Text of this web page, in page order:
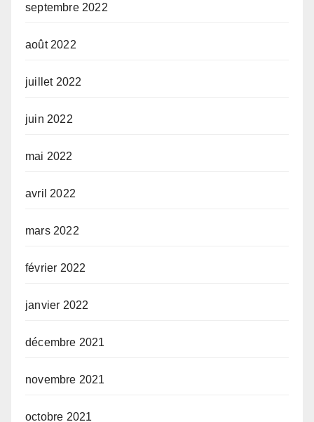
septembre 2022
août 2022
juillet 2022
juin 2022
mai 2022
avril 2022
mars 2022
février 2022
janvier 2022
décembre 2021
novembre 2021
octobre 2021